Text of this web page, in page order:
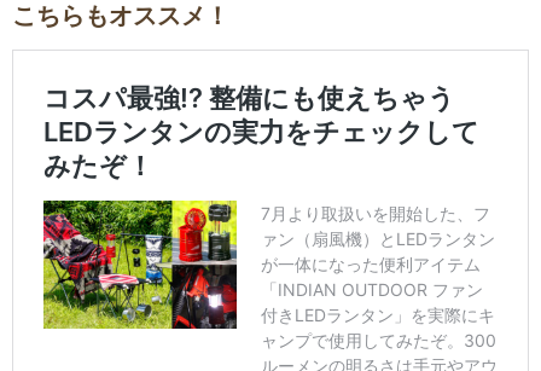
こちらもオススメ！